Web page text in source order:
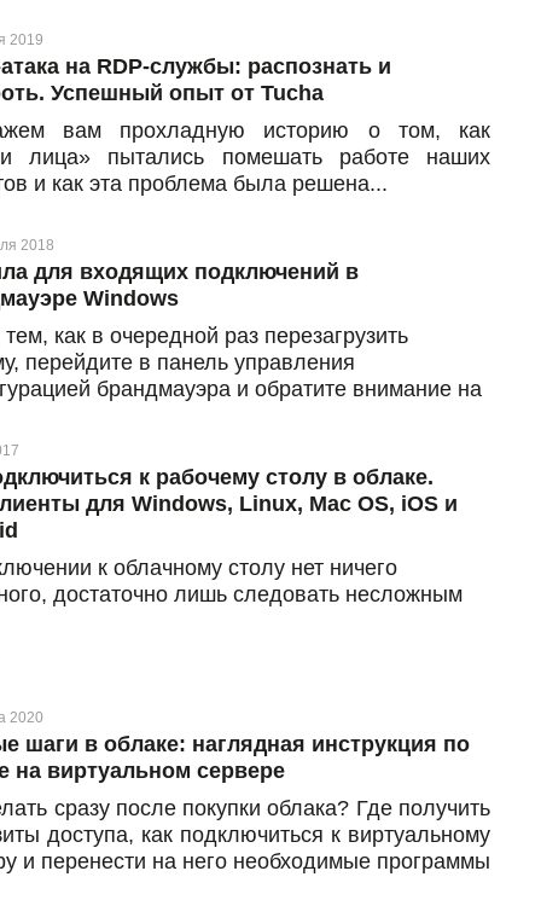
столу с помощью RDP-клиента, который
на всех операционных системах Windows
XP и выше.
2019
на RDP-службы: распознать и
Успешный опыт от Tucha
вам прохладную историю о том, как
лица» пытались помешать работе наших
и как эта проблема была решена...
2018
для входящих подключений в
Windows
как в очередной раз перезагрузить
перейдите в панель управления
брандмауэра и обратите внимание на
к рабочему столу в облаке.
для Windows, Linux, Mac OS, iOS и
к облачному столу нет ничего
достаточно лишь следовать несложным
2020
шаги в облаке: наглядная инструкция по
на виртуальном сервере
сразу после покупки облака? Где получить
доступа, как подключиться к виртуальному
и перенести на него необходимые программы